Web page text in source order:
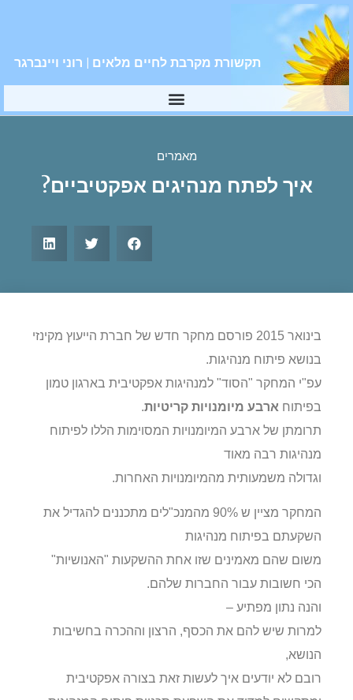
תקשורת מקרבת לחיים מלאים | רוני ויינברגר
מאמרים
איך לפתח מנהיגים אפקטיביים?
בינואר 2015 פורסם מחקר חדש של חברת הייעוץ מקינזי
בנושא פיתוח מנהיגות.
עפ"י המחקר "הסוד" למנהיגות אפקטיבית בארגון טמון
בפיתוח ארבע מיומנויות קריטיות.
תרומתן של ארבע המיומנויות המסוימות הללו לפיתוח
מנהיגות רבה מאוד
וגדולה משמעותית מהמיומנויות האחרות.
המחקר מציין ש 90% מהמנכ"לים מתכננים להגדיל את
השקעתם בפיתוח מנהיגות
משום שהם מאמינים שזו אחת ההשקעות "האנושיות"
הכי חשובות עבור החברות שלהם.
והנה נתון מפתיע –
למרות שיש להם את הכסף, הרצון וההכרה בחשיבות
הנושא,
רובם לא יודעים איך לעשות זאת בצורה אפקטיבית